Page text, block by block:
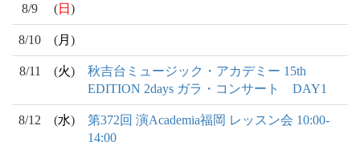
8/9 (日 )
8/10 (月 )
8/11 (火)
秋吉台ミュージック・アカデミー 15th
EDITION 2days ガラ・コンサート DAY1
8/12 (水)
第372回 演Academia福岡 レッスン会 10:00-
14:00